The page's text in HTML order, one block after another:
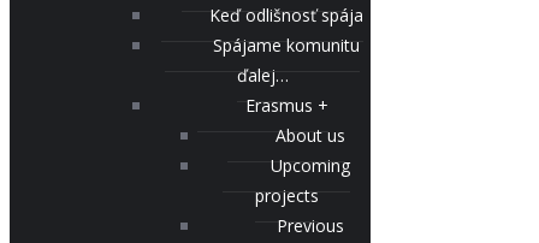
Keď odlišnosť spája
Spájame komunitu
ďalej…
Erasmus +
About us
Upcoming
projects
Previous